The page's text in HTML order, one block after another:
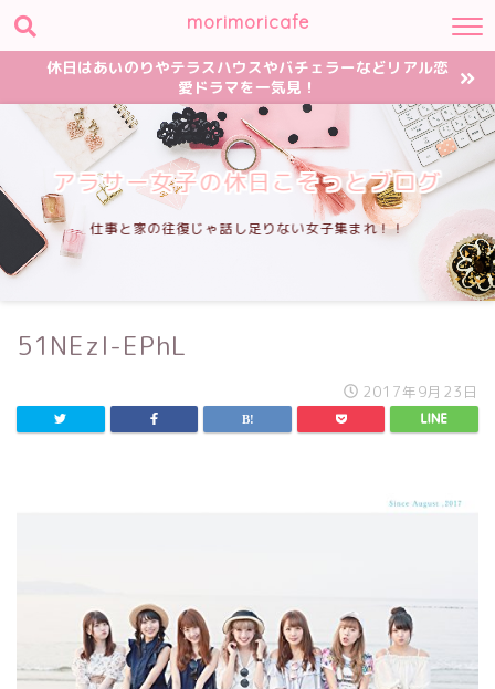
morimoricafe
休日はあいのりやテラスハウスやバチェラーなどリアル恋
愛ドラマを一気見！
アラサー女子の休日こそっとブログ
仕事と家の往復じゃ話し足りない女子集まれ！！
51NEzl-EPhL
2017年9月23日